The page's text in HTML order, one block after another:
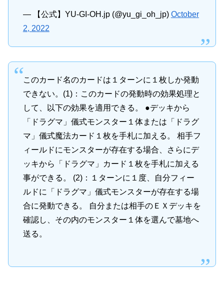
— 【公式】YU-GI-OH.jp (@yu_gi_oh_jp) October
2, 2022
このカード名のカードは１ターンに１枚しか発動
できない。(1)：このカードの発動時の効果処理と
して、以下の効果を適用できる。 ●デッキから
「ドラグマ」儀式モンスター１体または「ドラグ
マ」儀式魔法カード１枚を手札に加える。 相手フ
ィールドにモンスターが存在する場合、さらにデ
ッキから「ドラグマ」カード１枚を手札に加える
事ができる。 (2)：１ターンに１度、自分フィー
ルドに「ドラグマ」儀式モンスターが存在する場
合に発動できる。 自分または相手のＥＸデッキを
確認し、その内のモンスター１体を選んで墓地へ
送る。